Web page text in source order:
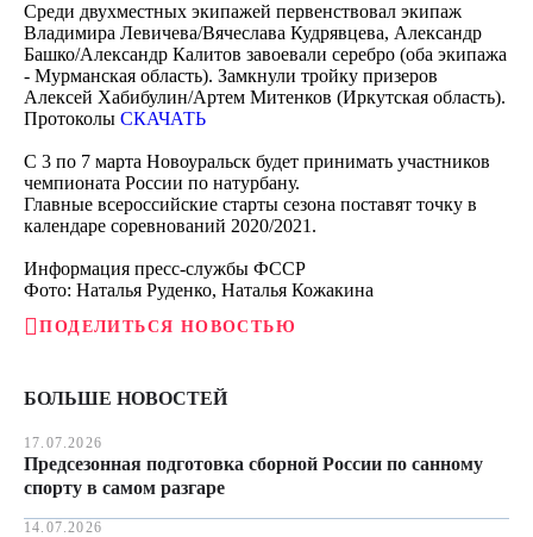
Среди двухместных экипажей первенствовал экипаж
Владимира Левичева/Вячеслава Кудрявцева, Александр
Башко/Александр Калитов завоевали серебро (оба экипажа
- Мурманская область). Замкнули тройку призеров
Алексей Хабибулин/Артем Митенков (Иркутская область).
Протоколы СКАЧАТЬ
С 3 по 7 марта Новоуральск будет принимать участников
чемпионата России по натурбану.
Главные всероссийские старты сезона поставят точку в
календаре соревнований 2020/2021.
Информация пресс-службы ФССР
Фото: Наталья Руденко, Наталья Кожакина
ПОДЕЛИТЬСЯ НОВОСТЬЮ
БОЛЬШЕ НОВОСТЕЙ
17.07.2026
Предсезонная подготовка сборной России по санному
спорту в самом разгаре
14.07.2026